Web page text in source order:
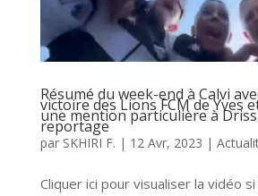
Résumé du week-end à Calvi
victoire des Lions FCM de Yves
une mention particulière à
reportage
par SKHIRI F. | 12 Avr, 2023 |
Cliquer ici pour visualiser la vidéo si